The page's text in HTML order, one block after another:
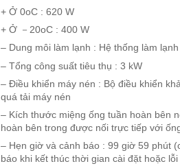
+ Ở 0oC : 620 W
+ Ở －20oC : 400 W
– Dung môi làm lạnh : Hệ thống làm
– Tổng công suất tiêu thụ : 3 kW
– Điều khiển máy nén : Bộ điều khiển
quá tải máy nén
– Kích thước miệng ống tuần hoàn bên
hoàn bên trong được nối trực tiếp với
– Hẹn giờ và cảnh báo : 99 giờ 59 phút
báo khi kết thúc thời gian cài đặt hoặc